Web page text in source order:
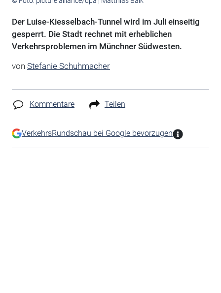
Der Luise-Kiesselbach-Tunnel wird im Juli einseitig
gesperrt. Die Stadt rechnet mit erheblichen
Verkehrsproblemen im Münchner Südwesten.
von Stefanie Schuhmacher
Kommentare Teilen
VerkehrsRundschau bei Google bevorzugen